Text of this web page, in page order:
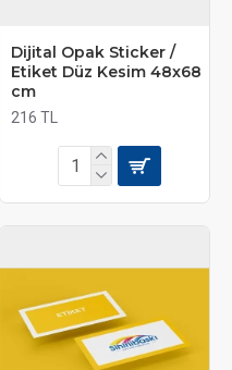
Dijital Opak Sticker /
Etiket Düz Kesim 48x68
cm
216 TL